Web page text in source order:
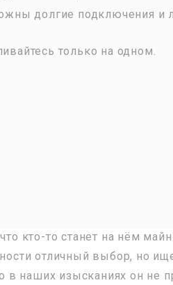
долгие подключения и
только на одном.
кто-то станет на нём
отличный выбор, но
в наших изысканиях он не